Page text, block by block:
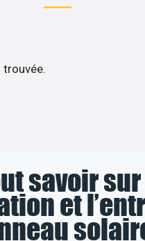
trouvée.
savoir sur
et